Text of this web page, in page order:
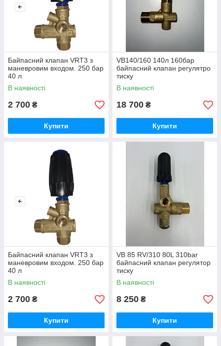
Байпасний клапан VRT3 з
маневровим входом. 250 бар
40 л
В наявності
2 700 ₴
Купити
VB140/160 140л 160бар
байпасний клапан регулятро
тиску
В наявності
18 700 ₴
Купити
Байпасний клапан VRT3 з
маневровим входом. 250 бар
40 л
В наявності
2 700 ₴
Купити
VB 85 RV/310 80L 310bar
байпасний клапан регулятор
тиску
В наявності
8 250 ₴
Купити